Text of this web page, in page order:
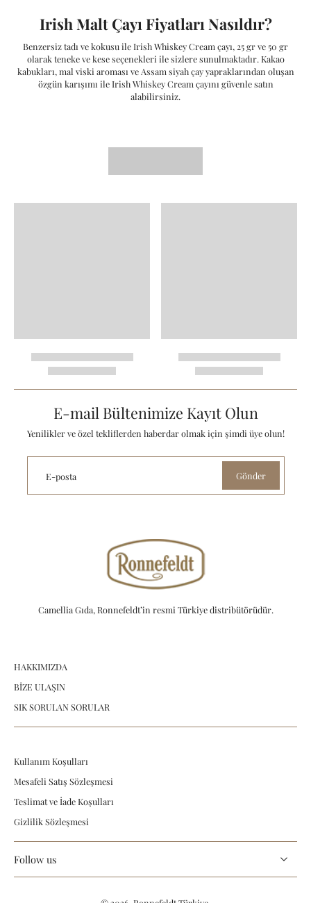
Irish Malt Çayı Fiyatları Nasıldır?
Benzersiz tadı ve kokusu ile Irish Whiskey Cream çayı, 25 gr ve 50 gr
olarak teneke ve kese seçenekleri ile sizlere sunulmaktadır. Kakao
kabukları, mal viski aroması ve Assam siyah çay yapraklarından oluşan
özgün karışımı ile Irish Whiskey Cream çayını güvenle satın
alabilirsiniz.
E-mail Bültenimize Kayıt Olun
Yenilikler ve özel tekliflerden haberdar olmak için şimdi üye olun!
E-posta Gönder
Camellia Gıda, Ronnefeldt’in resmi Türkiye distribütörüdür.
HAKKIMIZDA
BİZE ULAŞIN
SIK SORULAN SORULAR
Kullanım Koşulları
Mesafeli Satış Sözleşmesi
Teslimat ve İade Koşulları
Gizlilik Sözleşmesi
Follow us